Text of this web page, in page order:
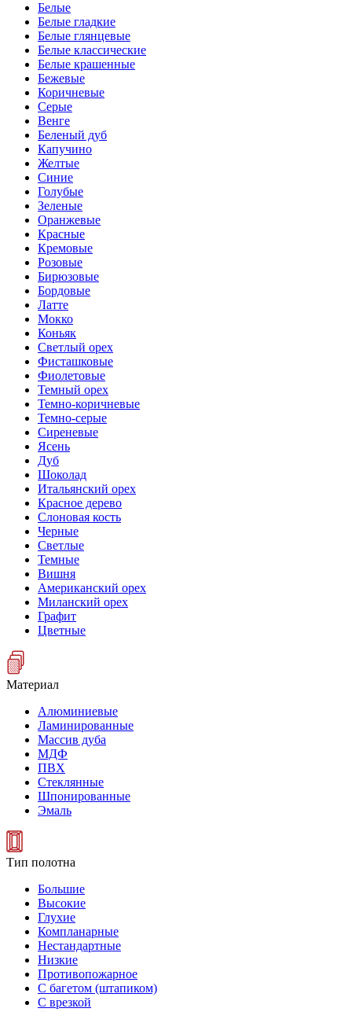
Белые
Белые гладкие
Белые глянцевые
Белые классические
Белые крашенные
Бежевые
Коричневые
Серые
Венге
Беленый дуб
Капучино
Желтые
Синие
Голубые
Зеленые
Оранжевые
Красные
Кремовые
Розовые
Бирюзовые
Бордовые
Латте
Мокко
Коньяк
Светлый орех
Фисташковые
Фиолетовые
Темный орех
Темно-коричневые
Темно-серые
Сиреневые
Ясень
Дуб
Шоколад
Итальянский орех
Красное дерево
Слоновая кость
Черные
Светлые
Темные
Вишня
Американский орех
Миланский орех
Графит
Цветные
Материал
Алюминиевые
Ламинированные
Массив дуба
МДФ
ПВХ
Стеклянные
Шпонированные
Эмаль
Тип полотна
Большие
Высокие
Глухие
Компланарные
Нестандартные
Низкие
Противопожарное
С багетом (штапиком)
С врезкой